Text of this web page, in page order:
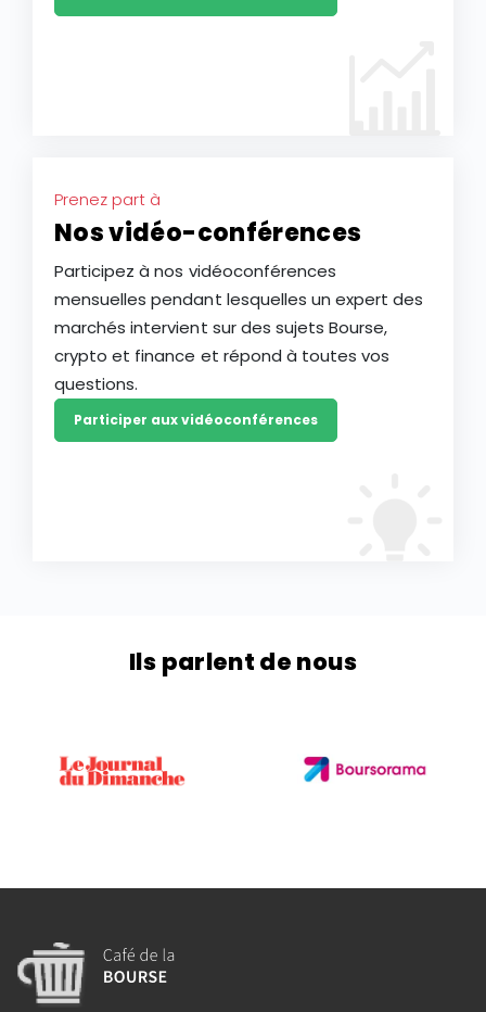
Prenez part à
Nos vidéo-conférences
Participez à nos vidéoconférences
mensuelles pendant lesquelles un expert des
marchés intervient sur des sujets Bourse,
crypto et finance et répond à toutes vos
questions.
Participer aux vidéoconférences
Ils parlent de nous